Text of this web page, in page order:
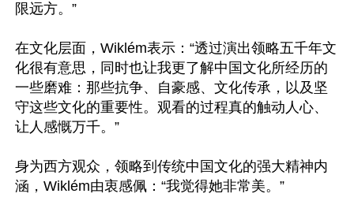
限远方。”
在文化层面，Wiklém表示：“透过演出领略五千年文
化很有意思，同时也让我更了解中国文化所经历的
一些磨难：那些抗争、自豪感、文化传承，以及坚
守这些文化的重要性。观看的过程真的触动人心、
让人感慨万千。”
身为西方观众，领略到传统中国文化的强大精神内
涵，Wiklém由衷感佩：“我觉得她非常美。”